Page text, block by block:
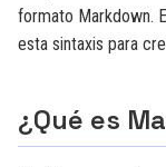
formato Markdown.
esta sintaxis para
¿Qué es